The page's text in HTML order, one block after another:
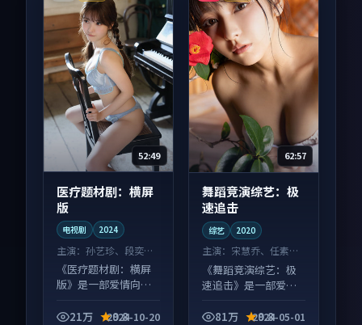
52:49
医疗题材剧：横屏
版
电视剧 2024
主演： 孙艺珍、段奕宏
等
《医疗题材剧：横屏
版》是一部爱情向电
齐全，观感爽快不拖
21万 9.8
2024-10-20
62:57
舞蹈竞演综艺：极
速追击
综艺 2020
主演： 宋慧乔、任素汐
等
《舞蹈竞演综艺：极
速追击》是一部爱情
感在线，配乐与镜头
81万 9.8
2024-05-01